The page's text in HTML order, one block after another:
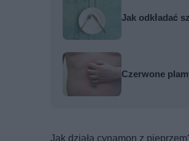
Jak odkładać
Czerwone
Jak działa cynamon z